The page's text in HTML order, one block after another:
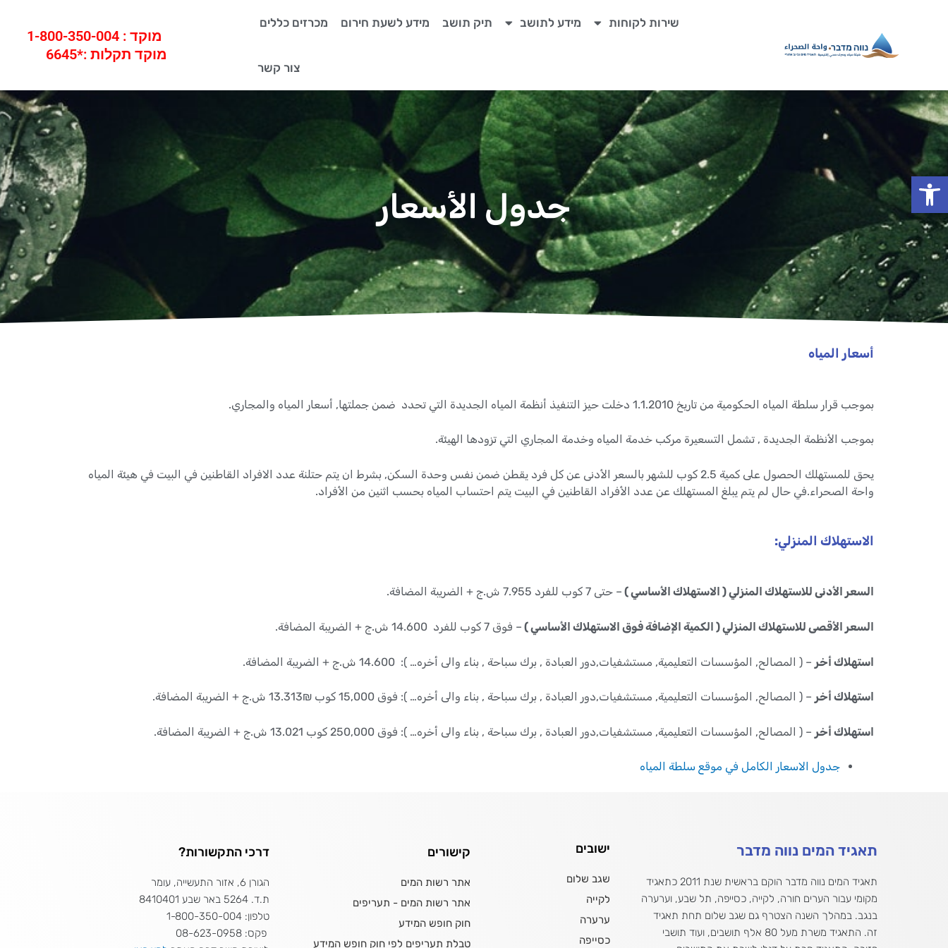
פתח סרגל נגישות
שירות לקוחות מידע לתושב תיק תושב מידע לשעת חירום מכרזים כללים
צור קשר
מוקד : 1-800-350-004
מוקד תקלות :*6645
جدول الأسعار
أسعار المياه
بموجب قرار سلطة المياه الحكومية من تاريخ 1.1.2010 دخلت حيز التنفيذ أنظمة المياه الجديدة التي تحدد ضمن جملتها, أسعار المياه والمجاري.
بموجب الأنظمة الجديدة , تشمل التسعيرة مركب خدمة المياه وخدمة المجاري التي تزودها الهيئة.
يحق للمستهلك الحصول على كمية 2.5 كوب للشهر بالسعر الأدنى عن كل فرد يقطن ضمن نفس وحدة السكن, بشرط ان يتم حتلنة عدد الافراد القاطنين في البيت في هيئة المياه
واحة الصحراء.في حال لم يتم يبلغ المستهلك عن عدد الأفراد القاطنين في البيت يتم احتساب المياه بحسب اثنين من الأفراد.
الاستهلاك المنزلي:
السعر الأدنى للاستهلاك المنزلي ( الاستهلاك الأساسي ) – حتى 7 كوب للفرد 7.955 ش.ج + الضريبة المضافة.
السعر الأقصى للاستهلاك المنزلي ( الكمية الإضافة فوق الاستهلاك الأساسي ) – فوق 7 كوب للفرد 14.600 ش.ج + الضريبة المضافة.
استهلاك أخر – ( المصالح, المؤسسات التعليمية, مستشفيات,دور العبادة , برك سباحة , بناء والى أخره… ): 14.600 ش.ج + الضريبة المضافة.
استهلاك أخر – ( المصالح, المؤسسات التعليمية, مستشفيات,دور العبادة , برك سباحة , بناء والى أخره… ): فوق 15,000 كوب ₪13.313 ش.ج + الضريبة المضافة.
استهلاك أخر – ( المصالح, المؤسسات التعليمية, مستشفيات,دور العبادة , برك سباحة , بناء والى أخره… ): فوق 250,000 كوب 13.021 ش.ج + الضريبة المضافة.
جدول الاسعار الكامل في موقع سلطة المياه
תאגיד המים נווה מדבר
תאגיד המים נווה מדבר הוקם בראשית שנת 2011 כתאגיד
מקומי עבור הערים חורה, לקייה, כסייפה, תל שבע, וערערה
בנגב. במהלך השנה הצטרף גם שגב שלום תחת תאגיד
זה. התאגיד משרת מעל 80 אלף תושבים, ועוד תושבי
ישובים
שגב שלום
לקייה
ערערה
כסייפה
קישורים
אתר רשות המים
אתר רשות המים - תעריפים
חוק חופש המידע
טבלת תעריפים לפי חוק חופש המידע
דרכי התקשורות?
הגורן 6, אזור התעשייה, עומר
ת.ד. 5264 באר שבע 8410401
פקס: 08-623-0958